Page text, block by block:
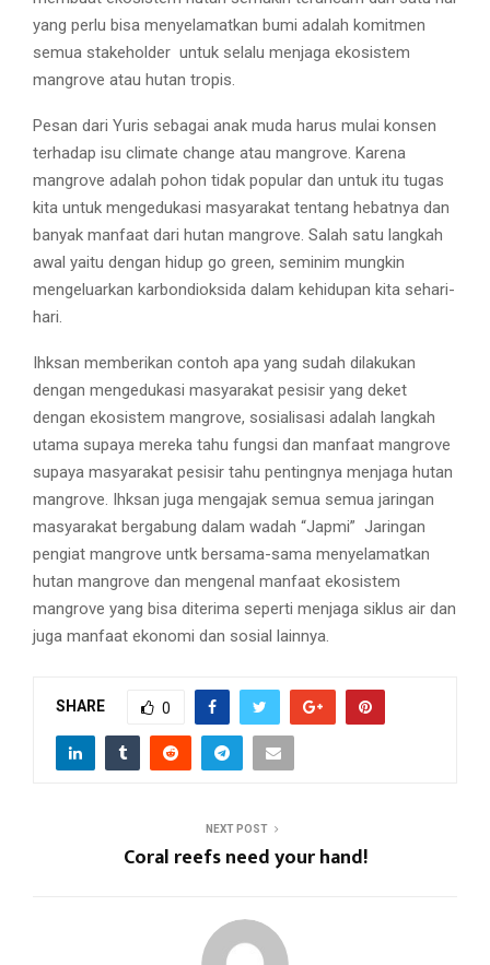
yang perlu bisa menyelamatkan bumi adalah komitmen
semua stakeholder untuk selalu menjaga ekosistem
mangrove atau hutan tropis.
Pesan dari Yuris sebagai anak muda harus mulai konsen
terhadap isu climate change atau mangrove. Karena
mangrove adalah pohon tidak popular dan untuk itu tugas
kita untuk mengedukasi masyarakat tentang hebatnya dan
banyak manfaat dari hutan mangrove. Salah satu langkah
awal yaitu dengan hidup go green, seminim mungkin
mengeluarkan karbondioksida dalam kehidupan kita sehari-
hari.
Ihksan memberikan contoh apa yang sudah dilakukan
dengan mengedukasi masyarakat pesisir yang deket
dengan ekosistem mangrove, sosialisasi adalah langkah
utama supaya mereka tahu fungsi dan manfaat mangrove
supaya masyarakat pesisir tahu pentingnya menjaga hutan
mangrove. Ihksan juga mengajak semua semua jaringan
masyarakat bergabung dalam wadah “Japmi” Jaringan
pengiat mangrove untk bersama-sama menyelamatkan
hutan mangrove dan mengenal manfaat ekosistem
mangrove yang bisa diterima seperti menjaga siklus air dan
juga manfaat ekonomi dan sosial lainnya.
SHARE 0
NEXT POST
Coral reefs need your hand!